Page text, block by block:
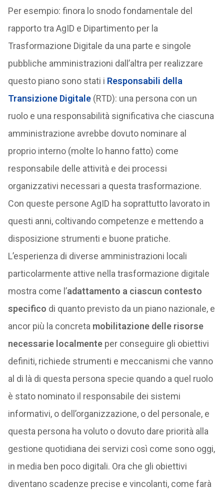
Per esempio: finora lo snodo fondamentale del
rapporto tra AgID e Dipartimento per la
Trasformazione Digitale da una parte e singole
pubbliche amministrazioni dall’altra per realizzare
questo piano sono stati i Responsabili della
Transizione Digitale(RTD): una persona con un
ruolo e una responsabilità significativa che ciascuna
amministrazione avrebbe dovuto nominare al
proprio interno (molte lo hanno fatto) come
responsabile delle attività e dei processi
organizzativi necessari a questa trasformazione.
Con queste persone AgID ha soprattutto lavorato in
questi anni, coltivando competenze e mettendo a
disposizione strumenti e buone pratiche.
L’esperienza di diverse amministrazioni locali
particolarmente attive nella trasformazione digitale
mostra come l’adattamento a ciascun contesto
specifico di quanto previsto da un piano nazionale, e
ancor più la concreta mobilitazione delle risorse
necessarie localmenteper conseguire gli obiettivi
definiti, richiede strumenti e meccanismi che vanno
al di là di questa persona specie quando a quel ruolo
è stato nominato il responsabile dei sistemi
informativi, o dell’organizzazione, o del personale, e
questa persona ha voluto o dovuto dare priorità alla
gestione quotidiana dei servizi così come sono oggi,
in media ben poco digitali. Ora che gli obiettivi
diventano scadenze precise e vincolanti, come farà